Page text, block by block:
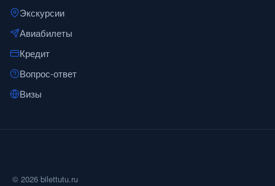
Экскурсии
Авиабилеты
Кредит
Вопрос-ответ
Визы
© 2026 bilettutu.ru